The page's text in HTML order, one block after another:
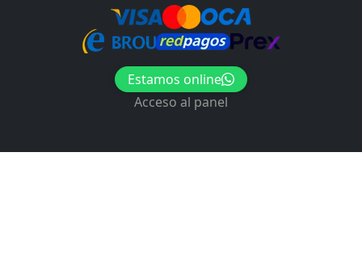
entradas
Estamos online
Acceso al panel